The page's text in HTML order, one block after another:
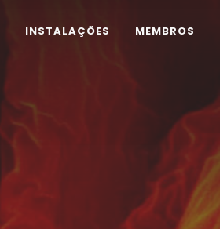
INSTALAÇÕES MEMBROS